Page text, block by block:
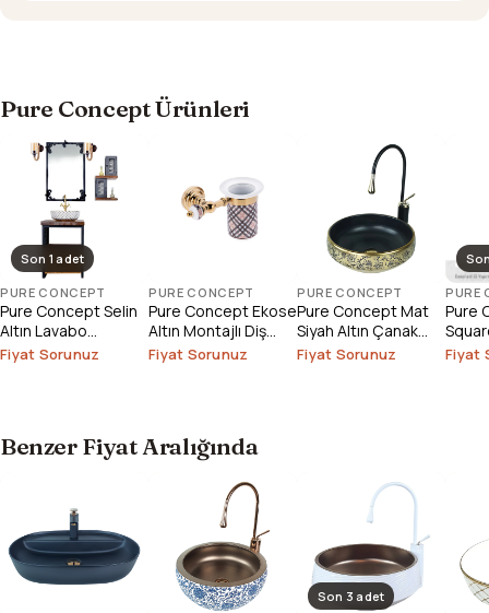
Pure Concept Ürünleri
Son 1 adet
PURE CONCEPT
Pure Concept Selin
Altın Lavabo
Bataryası (Outlet)
Fiyat Sorunuz
PURE CONCEPT
Pure Concept Ekose
Altın Montajlı Diş
Fırçalık
Fiyat Sorunuz
PURE CONCEPT
Pure Concept Mat
Siyah Altın Çanak
Lavabo
Fiyat Sorunuz
PURE
Pure
Fiyat
Benzer Fiyat Aralığında
Son 3 adet